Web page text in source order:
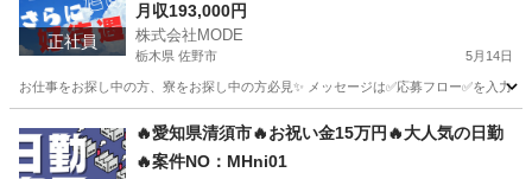
正社員
月収193,000円
株式会社MODE
栃木県 佐野市 5月14日
お仕事をお探し中の方、寮をお探し中の方必見✨ メッセージは✅応募フロー✅を入力
その他 未経験
🔥愛知県清須市🔥お祝い金15万円🔥大人気の日勤
🔥案件NO：MHni01